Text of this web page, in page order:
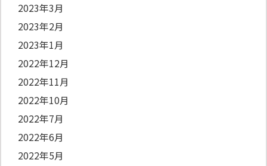
2023年3月
2023年2月
2023年1月
2022年12月
2022年11月
2022年10月
2022年7月
2022年6月
2022年5月